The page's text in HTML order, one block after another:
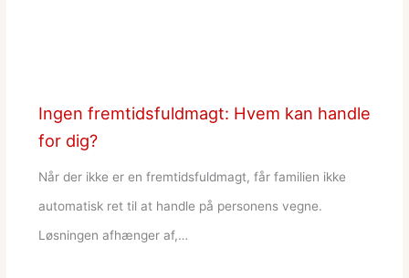
Ingen fremtidsfuldmagt: Hvem kan handle
for dig?
Når der ikke er en fremtidsfuldmagt, får familien ikke
automatisk ret til at handle på personens vegne.
Løsningen afhænger af,…